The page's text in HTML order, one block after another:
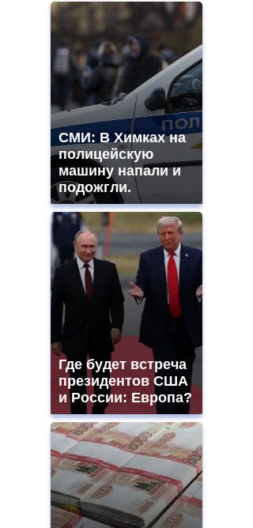
СМИ: В Химках на
полицейскую
машину напали и
подожгли.
Где будет встреча
президентов США
и России: Европа?